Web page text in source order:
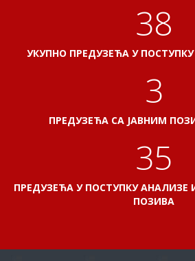
41
УКУПНО ПРЕДУЗЕЋА У
3
ПРЕДУЗЕЋА СА ЈАВНИМ
38
ПРЕДУЗЕЋА У ПОСТУПКУ АНАЛИЗЕ
ПОЗИВА